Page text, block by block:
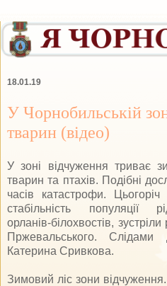
18.01.19
У Чорнобильській
тварин (відео)
У зоні відчуження триває
тварин та птахів. Подібні
часів катастрофи.
стабільність популяції
орланів-білохвостів,
Пржевальського.
Катерина Сривкова.
Зимовий ліс зони